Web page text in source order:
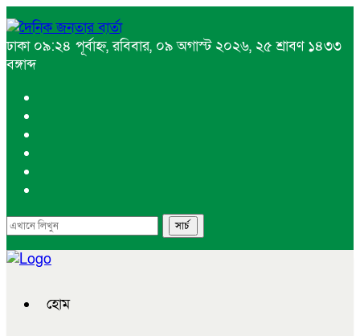
ঢাকা ০৯:২৪ পূর্বাহ্ন, রবিবার, ০৯ অগাস্ট ২০২৬, ২৫ শ্রাবণ ১৪৩৩
বঙ্গাব্দ
হোম